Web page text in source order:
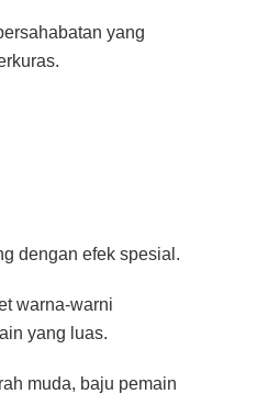
yang
dengan efek spesial.
warna-warni
yang luas.
muda, baju pemain